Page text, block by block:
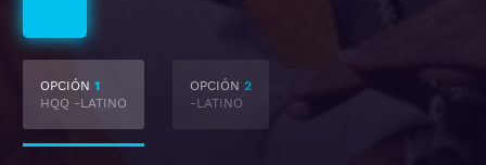
OPCIÓN 1
HQQ -LATINO
OPCIÓN 2
-LATINO